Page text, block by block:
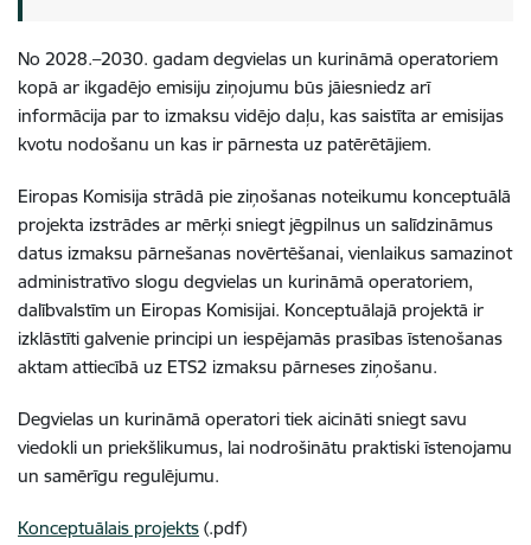
No 2028.–2030. gadam degvielas un kurināmā operatoriem
kopā ar ikgadējo emisiju ziņojumu būs jāiesniedz arī
informācija par to izmaksu vidējo daļu, kas saistīta ar emisijas
kvotu nodošanu un kas ir pārnesta uz patērētājiem.
Eiropas Komisija strādā pie ziņošanas noteikumu konceptuālā
projekta izstrādes ar mērķi sniegt jēgpilnus un salīdzināmus
datus izmaksu pārnešanas novērtēšanai, vienlaikus samazinot
administratīvo slogu degvielas un kurināmā operatoriem,
dalībvalstīm un Eiropas Komisijai. Konceptuālajā projektā ir
izklāstīti galvenie principi un iespējamās prasības īstenošanas
aktam attiecībā uz ETS2 izmaksu pārneses ziņošanu.
Degvielas un kurināmā operatori tiek aicināti sniegt savu
viedokli un priekšlikumus, lai nodrošinātu praktiski īstenojamu
un samērīgu regulējumu.
Konceptuālais projekts (.pdf)